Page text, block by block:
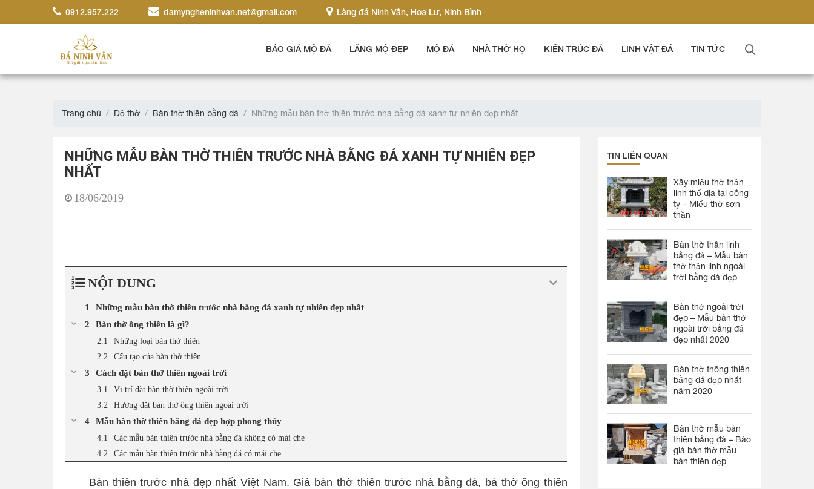
0912.957.222 damyngheninhvan.net@gmail.com Làng đá Ninh Vân, Hoa Lư, Ninh Bình
BÁO GIÁ MỘ ĐÁ LĂNG MỘ ĐẸP MỘ ĐÁ NHÀ THỜ HỌ KIẾN TRÚC ĐÁ LINH VẬT ĐÁ TIN TỨC
Trang chủ Đồ thờ Bàn thờ thiên bằng đá Những mẫu bàn thờ thiên trước nhà bằng đá xanh tự nhiên đẹp nhất
NHỮNG MẪU BÀN THỜ THIÊN TRƯỚC NHÀ BẰNG ĐÁ XANH TỰ NHIÊN ĐẸP
NHẤT
18/06/2019
NỘI DUNG
Những mẫu bàn thờ thiên trước nhà bằng đá xanh tự nhiên đẹp nhất
Bàn thờ ông thiên là gì?
Những loại bàn thờ thiên
Cấu tạo của bàn thờ thiên
Cách đặt bàn thờ thiên ngoài trời
Vị trí đặt bàn thờ thiên ngoài trời
Hướng đặt bàn thờ ông thiên ngoài trời
Mẫu bàn thờ thiên bằng đá đẹp hợp phong thủy
Các mẫu bàn thiên trước nhà bằng đá không có mái che
Các mẫu bàn thiên trước nhà bằng đá có mái che
Bàn thiên trước nhà đẹp nhất Việt Nam. Giá bàn thờ thiên trước nhà bằng đá, bà thờ ông thiên
TIN LIÊN QUAN
Xây miếu thờ thần
linh thổ địa tại công
ty – Miếu thờ sơn
thần
Bàn thờ thần linh
bằng đá – Mẫu bàn
thờ thần linh ngoài
trời bằng đá đẹp
Bàn thờ ngoài trời
đẹp – Mẫu bàn thờ
ngoài trời bằng đá
đẹp nhất 2020
Bàn thờ thông thiên
bằng đá đẹp nhất
năm 2020
Bàn thờ mẫu bán
thiên bằng đá – Báo
giá bàn thờ mẫu
bán thiên đẹp